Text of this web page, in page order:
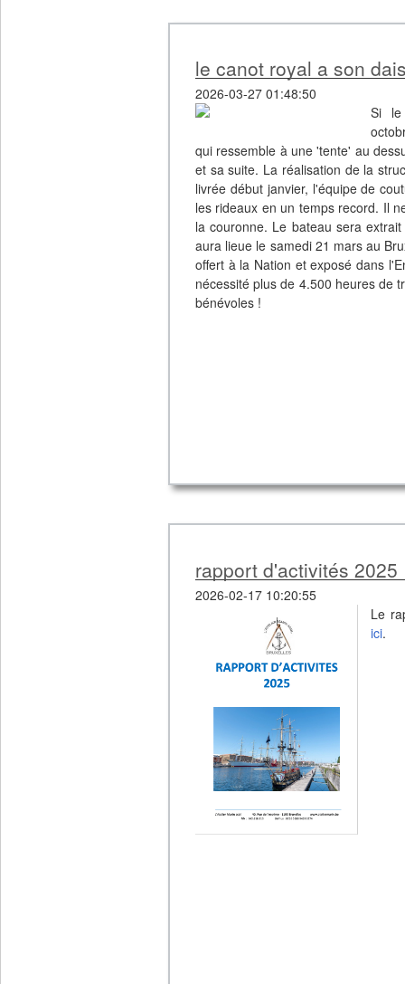
le canot royal a son
2026-03-27 01:48:50
Si le
qui ressemble à une 'tente' au
et sa suite. La réalisation de la
livrée début janvier, l'équipe de
les rideaux en un temps record. Il
la couronne. Le bateau sera
aura lieue le samedi 21 mars au
offert à la Nation et exposé dans
nécessité plus de 4.500 heures de
bénévoles !
rapport d'activités 2025
2026-02-17 10:20:55
Le
ici.